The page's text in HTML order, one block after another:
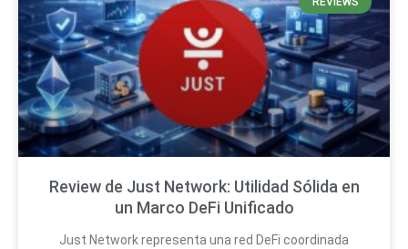
Review de Just Network: Utilidad Sólida en
un Marco DeFi Unificado
Just Network representa una red DeFi coordinada